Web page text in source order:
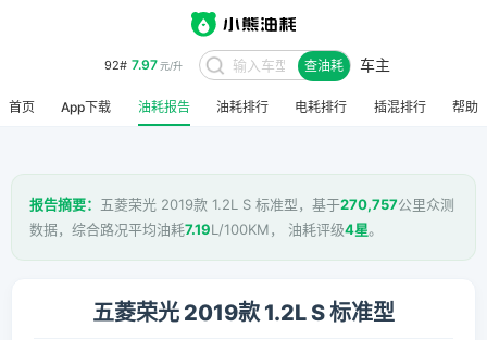
92# 7.97元/升 查油耗 车主
首页 App下载 油耗报告 油耗排行 电耗排行 插混排行 帮助
报告摘要： 五菱荣光 2019款 1.2L S 标准型，基于270,757公里众测
数据，综合路况平均油耗7.19L/100KM， 油耗评级4星。
五菱荣光 2019款 1.2L S 标准型